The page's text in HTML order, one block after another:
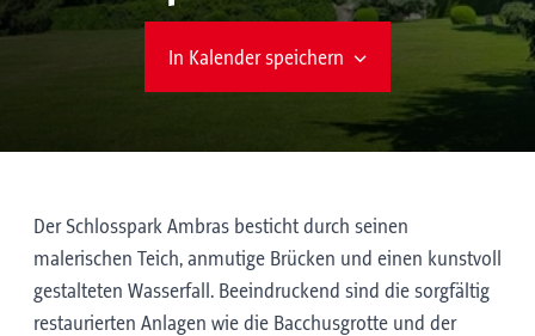
In Kalender speichern
Der Schlosspark Ambras besticht durch seinen
malerischen Teich, anmutige Brücken und einen kunstvoll
gestalteten Wasserfall. Beeindruckend sind die sorgfältig
restaurierten Anlagen wie die Bacchusgrotte und der